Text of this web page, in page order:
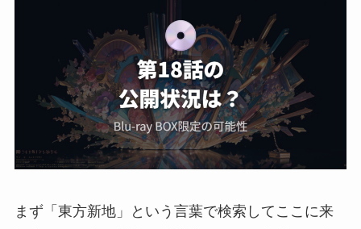
まず「東方新地」という言葉で検索してここに来